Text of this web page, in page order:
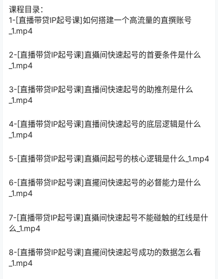
课程目录：
1-[直播带贷IP起号课]如何搭建一个高流量的直撰账号
_1.mp4
2-[直播带贷IP起号课]直攝间快速起号的首要条件是什么
_1.mp4
3-[直播带贷IP起号课]直播间快速起号的助推剂是什么
_1.mp4
4-[直播带贷IP起号课]直播间快速起号的底层逻辑是什么
_1.mp4
5-[直播带贷IP起号课]直攝间起号的核心逻辑是什么_1.mp4
6-[直播带贷IP起号课]直擺间快速起号的必督能力是什么
_1.mp4
7-[直播带贷IP起号课]直攝间快速起号不能碰触的红线是什
么_1.mp4
8-[直播带贷IP起号课]直擺间快速起号成功的数据怎么看
_1.mp4